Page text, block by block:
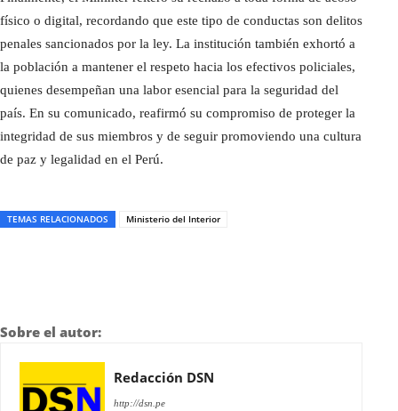
físico o digital, recordando que este tipo de conductas son delitos
penales sancionados por la ley. La institución también exhortó a
la población a mantener el respeto hacia los efectivos policiales,
quienes desempeñan una labor esencial para la seguridad del
país. En su comunicado, reafirmó su compromiso de proteger la
integridad de sus miembros y de seguir promoviendo una cultura
de paz y legalidad en el Perú.
TEMAS RELACIONADOS Ministerio del Interior
Sobre el autor:
Redacción DSN
http://dsn.pe